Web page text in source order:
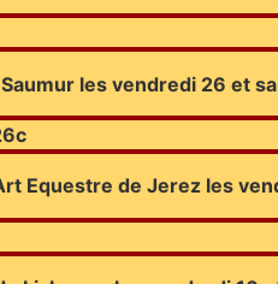
les vendredi 26 et
Equestre de Jerez les